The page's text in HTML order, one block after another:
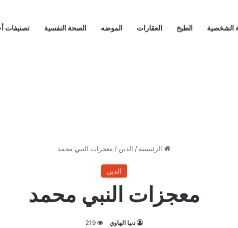
الشخصية الطبخ العقارات الموضه الصحة النفسية تصنيفات
الرئيسية / الدين / معجزات النبي محمد
الدين
معجزات النبي محمد
دنيا الهاوي 219